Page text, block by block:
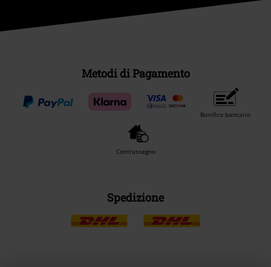
Metodi di Pagamento
Bonifico bancario
Contrassegno
Spedizione